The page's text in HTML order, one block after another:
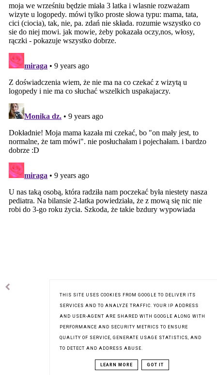
THIS SITE USES COOKIES FROM GOOGLE TO DELIVER ITS
SERVICES AND TO ANALYZE TRAFFIC. YOUR IP ADDRESS
AND USER-AGENT ARE SHARED WITH GOOGLE ALONG WITH
PERFORMANCE AND SECURITY METRICS TO ENSURE
QUALITY OF SERVICE, GENERATE USAGE STATISTICS, AND
TO DETECT AND ADDRESS ABUSE.
LEARN MORE GOT IT